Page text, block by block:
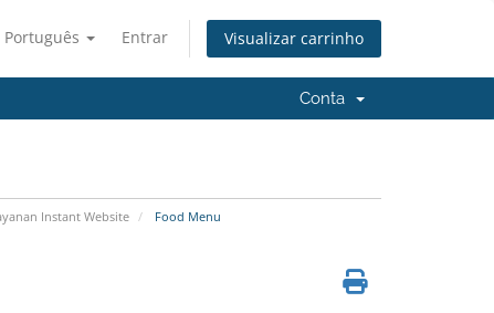
Português Entrar Visualizar carrinho
Conta
Instant Website Food Menu